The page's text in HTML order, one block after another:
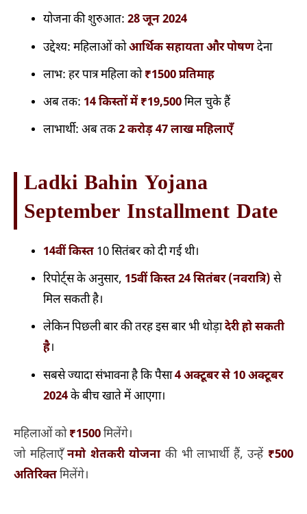
योजना की शुरुआत: 28 जून 2024
उद्देश्य: महिलाओं कोआर्थिक सहायता और पोषणदेना
लाभ: हर पात्र महिला को₹1500 प्रतिमाह
अब तक: 14 किस्तों में ₹19,500मिल चुके हैं
लाभार्थी: अब तक2 करोड़ 47 लाख महिलाएँ
Ladki Bahin Yojana
September Installment Date
14वीं किस्त10 सितंबर को दी गई थी।
रिपोर्ट्स के अनुसार, 15वीं किस्त 24 सितंबर (नवरात्रि) से
मिल सकती है।
लेकिन पिछली बार की तरह इस बार भी थोड़ादेरी हो सकती
है।
सबसे ज्यादा संभावना है कि पैसा4 अक्टूबर से 10 अक्टूबर
2024के बीच खाते में आएगा।
महिलाओं को₹1500मिलेंगे।
जो महिलाएँनमो शेतकरी योजनाकी भी लाभार्थी हैं, उन्हें ₹500
अतिरिक्तमिलेंगे।